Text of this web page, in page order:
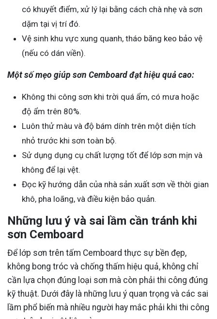
có khuyết điểm, xử lý lại bằng cách chà nhẹ và sơn
dặm tại vị trí đó.
Vệ sinh khu vực xung quanh, tháo băng keo bảo vệ
(nếu có dán viền).
Một số mẹo giúp sơn Cemboard đạt hiệu quả cao:
Không thi công sơn khi trời quá ẩm, có mưa hoặc
độ ẩm trên 80%.
Luôn thử màu và độ bám dính trên một diện tích
nhỏ trước khi sơn toàn bộ.
Sử dụng dụng cụ chất lượng tốt để lớp sơn mịn và
không để lại vệt.
Đọc kỹ hướng dẫn của nhà sản xuất sơn về thời gian
khô, pha loãng, và điều kiện bảo quản.
Những lưu ý và sai lầm cần tránh khi
sơn Cemboard
Để lớp sơn trên tấm Cemboard thực sự bền đẹp,
không bong tróc và chống thấm hiệu quả, không chỉ
cần lựa chọn đúng loại sơn mà còn phải thi công đúng
kỹ thuật. Dưới đây là những lưu ý quan trọng và các sai
lầm phổ biến mà nhiều người hay mắc phải khi thi công